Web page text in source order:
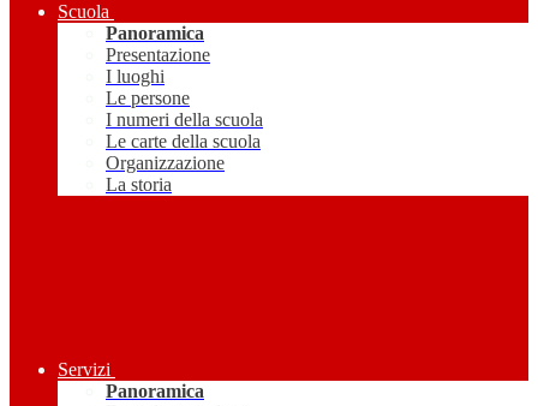
Scuola
Panoramica
Presentazione
I luoghi
Le persone
I numeri della scuola
Le carte della scuola
Organizzazione
La storia
Servizi
Panoramica